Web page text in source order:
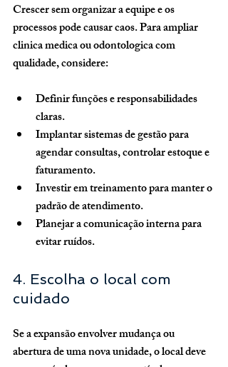
Crescer sem organizar a equipe e os
processos pode causar caos. Para ampliar
clinica medica ou odontologica com
qualidade, considere:
Definir funções e responsabilidades
claras.
Implantar sistemas de gestão para
agendar consultas, controlar estoque e
faturamento.
Investir em treinamento para manter o
padrão de atendimento.
Planejar a comunicação interna para
evitar ruídos.
4. Escolha o local com
cuidado
Se a expansão envolver mudança ou
abertura de uma nova unidade, o local deve